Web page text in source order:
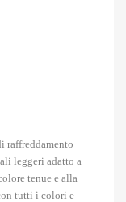
raffreddamento
leggeri adatto a
tenue e alla
tutti i colori e